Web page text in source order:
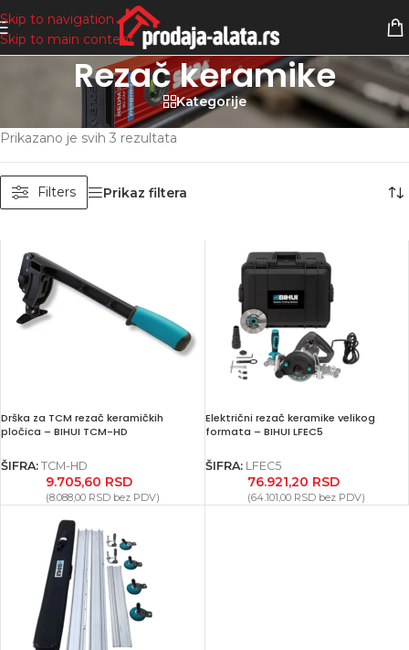
Skip to navigation
Skip to main content
Rezač keramike
Kategorije
Proizvod označen „Rezač keramike“
Prikazano je svih 3 rezultata
Filters Prikaz filtera
Drška za TCM rezač keramičkih
pločica – BIHUI TCM-HD
ŠIFRA: TCM-HD
9.705,60 RSD
(8.088,00 RSDbez PDV)
Električni rezač keramike velikog
formata – BIHUI LFEC5
ŠIFRA: LFEC5
76.921,20 RSD
(64.101,00 RSD bez PDV)